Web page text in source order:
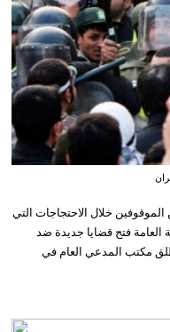
خلال الاحتجاجات التي
العامة فتح قضايا جديدة ضد
مكتب المدعي العام في